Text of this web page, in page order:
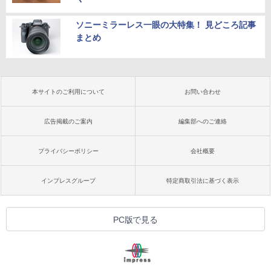
ソニーミラーレス一眼の大特集！ 見どころ記事
まとめ
本サイトのご利用について お問い合わせ
広告掲載のご案内 編集部へのご連絡
プライバシーポリシー 会社概要
インプレスグループ 特定商取引法に基づく表示
PC版で見る